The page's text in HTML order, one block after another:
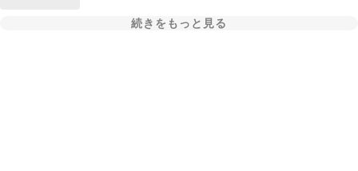
続きをもっと見る